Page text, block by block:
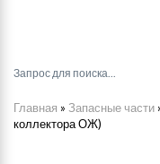
Главная » Запасные части
коллектора ОЖ)